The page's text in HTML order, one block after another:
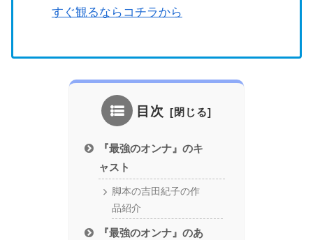
すぐ観るならコチラから
目次
『最強のオンナ』のキ
ャスト
脚本の吉田紀子の作
品紹介
『最強のオンナ』のあ